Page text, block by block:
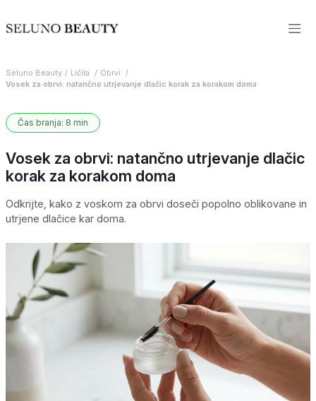
Seluno Beauty Ličila
Obrvi
Vosek za obrvi: natančno utrjevanje dlačic korak za korakom doma
Čas branja: 8 min
Vosek za obrvi: natančno utrjevanje dlačic
korak za korakom doma
Odkrijte, kako z voskom za obrvi doseči popolno oblikovane in
utrjene dlačice kar doma.